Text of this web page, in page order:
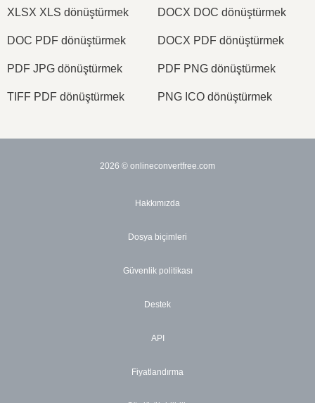
XLSX XLS dönüştürmek DOCX DOC dönüştürmek
DOC PDF dönüştürmek DOCX PDF dönüştürmek
PDF JPG dönüştürmek PDF PNG dönüştürmek
TIFF PDF dönüştürmek PNG ICO dönüştürmek
2026 © onlineconvertfree.com
Hakkımızda
Dosya biçimleri
Güvenlik politikası
Destek
API
Fiyatlandırma